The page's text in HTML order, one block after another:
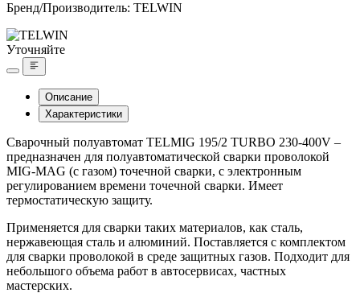
Бренд/Производитель: TELWIN
Уточняйте
Описание
Характеристики
Сварочный полуавтомат TELMIG 195/2 TURBO 230-400V –
предназначен для полуавтоматической сварки проволокой
MIG-MAG (с газом) точечной сварки, с электронным
регулированием времени точечной сварки. Имеет
термостатическую защиту.
Применяется для сварки таких материалов, как сталь,
нержавеющая сталь и алюминий. Поставляется с комплектом
для сварки проволокой в среде защитных газов. Подходит для
небольшого объема работ в автосервисах, частных
мастерских.